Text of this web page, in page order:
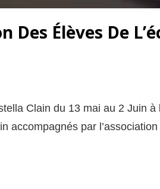
Des Élèves De
Clain du 13 mai au 2 Juin à
accompagnés par